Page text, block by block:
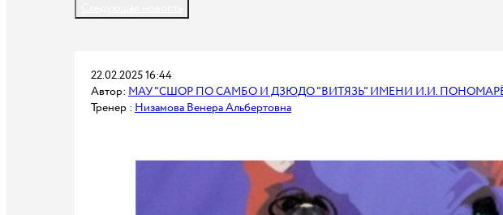
22.02.2025 16:44
Автор: МАУ "СШОР ПО САМБО И ДЗЮДО "ВИТЯЗЬ" ИМЕНИ И.И.
Тренер : Низамова Венера Альбертовна